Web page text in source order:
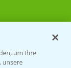
um Ihre
unsere